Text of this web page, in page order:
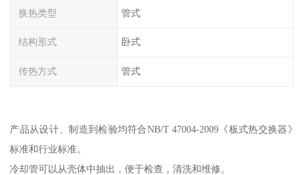
换热类型 管式
结构形式 卧式
传热方式 管式
产品从设计、制造到检验均符合NB/T 47004-2009《板式热交换器》
标准和行业标准。
冷却管可以从壳体中抽出，便于检查，清洗和维修。